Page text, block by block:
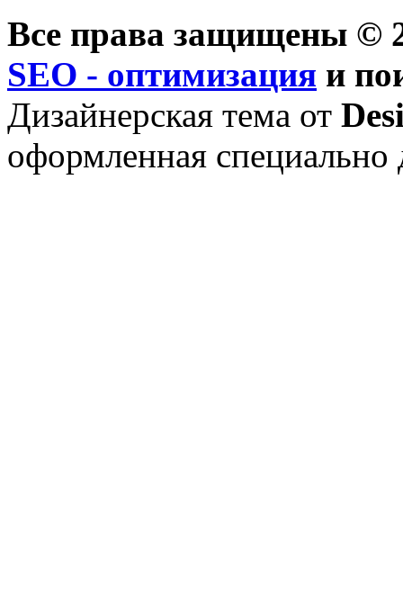
Все права защищены ©
SEO - оптимизация и
Дизайнерская тема от
оформленная